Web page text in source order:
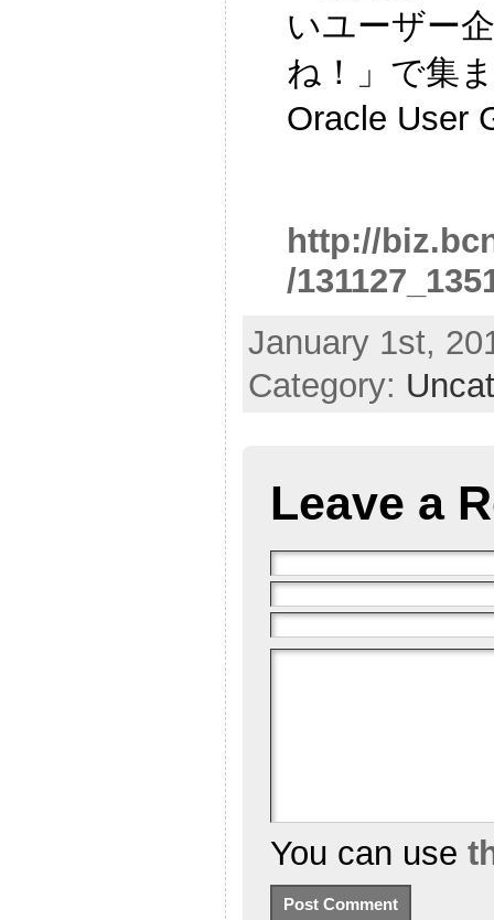
いユーザー
ね！」で集
Oracle User
http://
/
January 1st,
Category:
Leave a
You can use